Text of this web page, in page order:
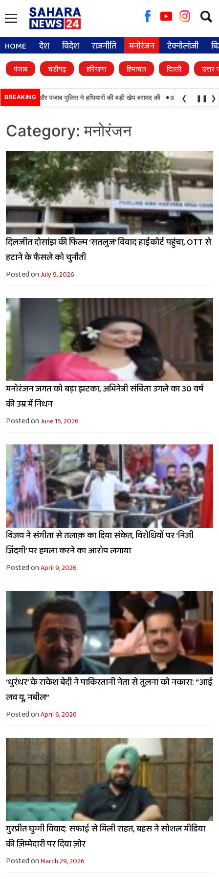
for:
HOME देश विदेश राजनीति मनोरंजन टेक्नोलॉजी
पंजाब चंडीगढ़ हरियाणा हिमाचल दिल्ली उत्तर
BREAKING
BSF और पंजाब पुलिस ने हथियारों की बड़ी खेप बरामद की •अमन अरोड़ा ने शाहकोट
❮ ❚❚ ❯
Category:मनोरंजन
दिलजीत दोसांझ की फिल्म ‘सतलुज’ विवाद हाईकोर्ट पहुंचा, OTT से
हटाने के फैसले को चुनौती
Posted onJuly 9, 2026
मनोरंजन जगत को बड़ा झटका, अभिनेत्री संचिता उगले का 30 वर्ष
की उम्र में निधन
Posted onJune 15, 2026
विजय ने संगीता से तलाक़ का दिया संकेत, विरोधियों पर ‘निजी
ज़िंदगी’ पर हमला करने का आरोप लगाया
Posted onApril 9, 2026
‘धुरंधर’ के राकेश बेदी ने पाकिस्तानी नेता से तुलना को नकारा: “आई
लव यू, नबील”
Posted onApril 6, 2026
गुरप्रीत घुग्गी विवाद: सफाई से मिली राहत, बहस ने सोशल मीडिया
की ज़िम्मेदारी पर दिया ज़ोर
Posted onMarch 29, 2026